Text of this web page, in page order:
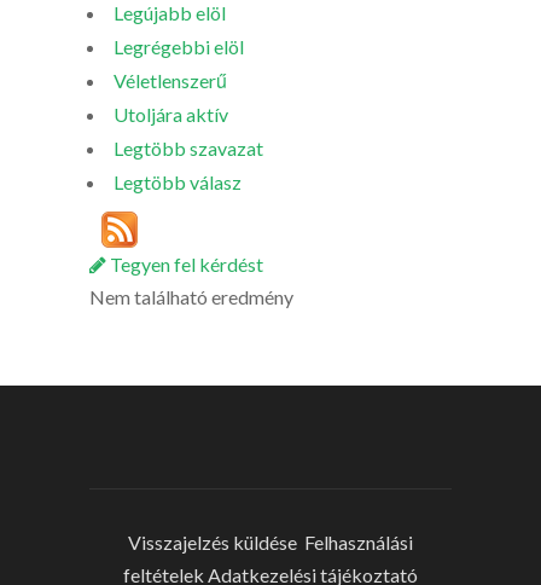
Legújabb elöl
Legrégebbi elöl
Véletlenszerű
Utoljára aktív
Legtöbb szavazat
Legtöbb válasz
Tegyen fel kérdést
Nem található eredmény
Visszajelzés küldése Felhasználási
feltételek Adatkezelési tájékoztató